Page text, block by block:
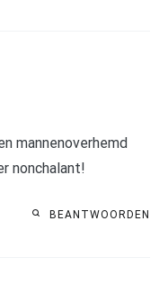
mannenoverhemd
nonchalant!
BEANTWOORDEN